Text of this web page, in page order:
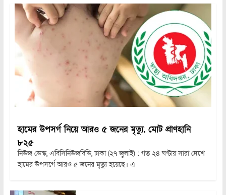
হামের উপসর্গ নিয়ে আরও ৫ জনের মৃত্যু, মোট প্রাণহানি
৮২৫
নিউজ ডেস্ক, এবিসিনিউজবিডি, ঢাকা (২৭ জুলাই) : গত ২৪ ঘণ্টায় সারা দেশে
হামের উপসর্গে আরও ৫ জনের মৃত্যু হয়েছে। এ